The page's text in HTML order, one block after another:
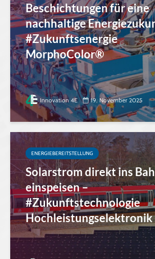
Beschichtungen für eine
nachhaltige
#Zukunftsenergie
MorphoColor®
Innovation 4E 19. November 2025
ENERGIEBEREITSTELLUNG
Solarstrom direkt ins
einspeisen –
#Zukunftstechnologie
Hochleistungselektronik